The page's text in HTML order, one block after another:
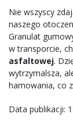
Nie wszyscy
naszego
Granulat
w transporcie,
asfaltowej.
wytrzymalsza,
hamowania, co
Data publikacji: